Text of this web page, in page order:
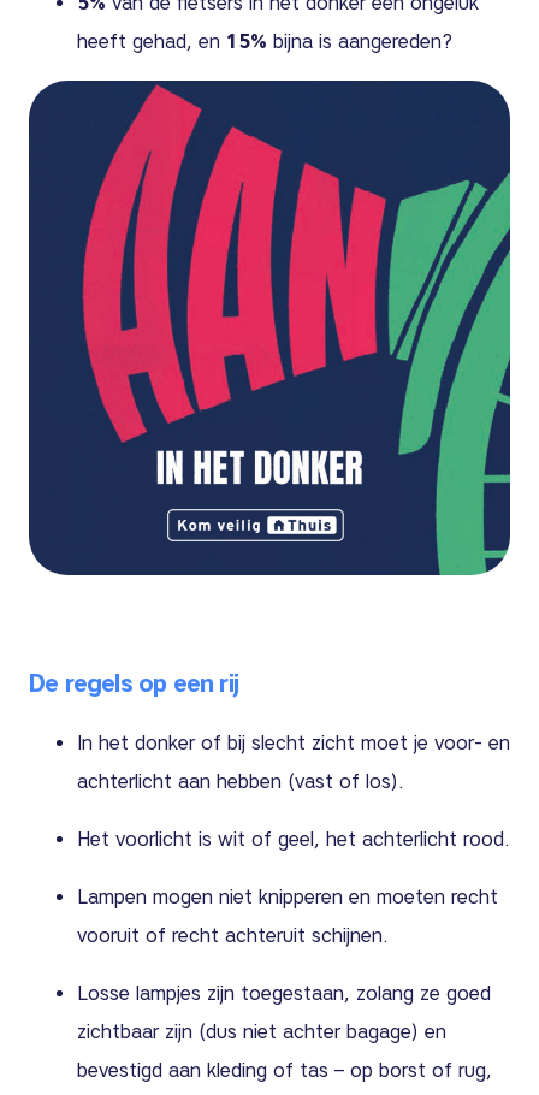
heeft gehad, en 15% bijna is aangereden?
De regels op een rij
In het donker of bij slecht zicht moet je voor- en
achterlicht aan hebben (vast of los).
Het voorlicht is wit of geel, het achterlicht rood.
Lampen mogen niet knipperen en moeten recht
vooruit of recht achteruit schijnen.
Losse lampjes zijn toegestaan, zolang ze goed
zichtbaar zijn (dus niet achter bagage) en
bevestigd aan kleding of tas – op borst of rug,